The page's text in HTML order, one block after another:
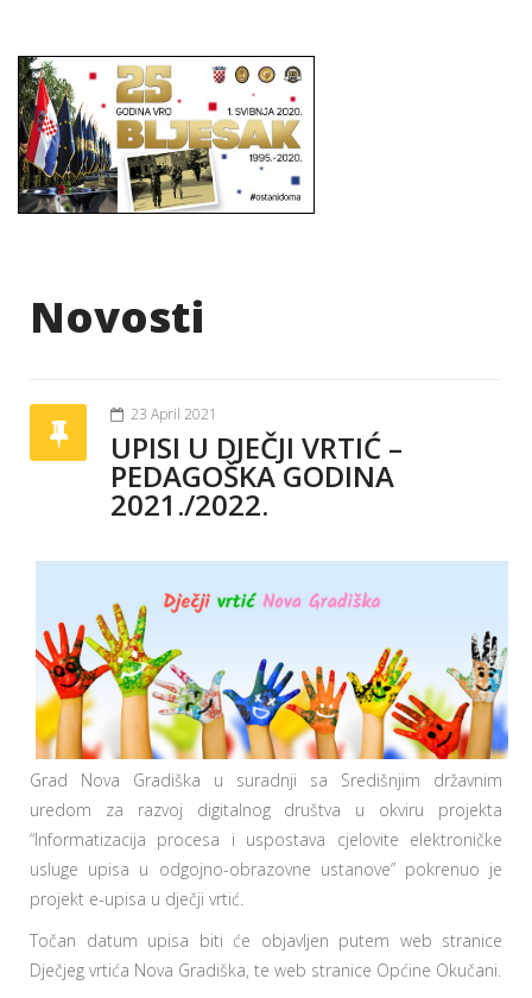
Novosti
23 April 2021
UPISI U DJEČJI VRTIĆ –
PEDAGOŠKA GODINA
2021./2022.
Grad Nova Gradiška u suradnji sa Središnjim državnim
uredom za razvoj digitalnog društva u okviru projekta
“Informatizacija procesa i uspostava cjelovite elektroničke
usluge upisa u odgojno-obrazovne ustanove” pokrenuo je
projekt e-upisa u dječji vrtić.
Točan datum upisa biti će objavljen putem web stranice
Dječjeg vrtića Nova Gradiška, te web stranice Općine Okučani.